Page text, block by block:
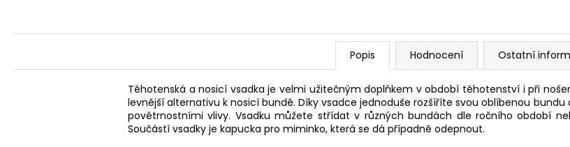
Popis Hodnocení Ostatní
Těhotenská a nosicí vsadka je velmi užitečným doplňkem v období těhotenství i při
levnější alternativu k nosicí bundě.Díky vsadce jednoduše rozšíříte svou oblíbenou
povětrnostními vlivy. Vsadku můžete střídat v různých bundách dle ročního období
Součástí vsadky je kapucka pro miminko, která se dá případně odepnout.